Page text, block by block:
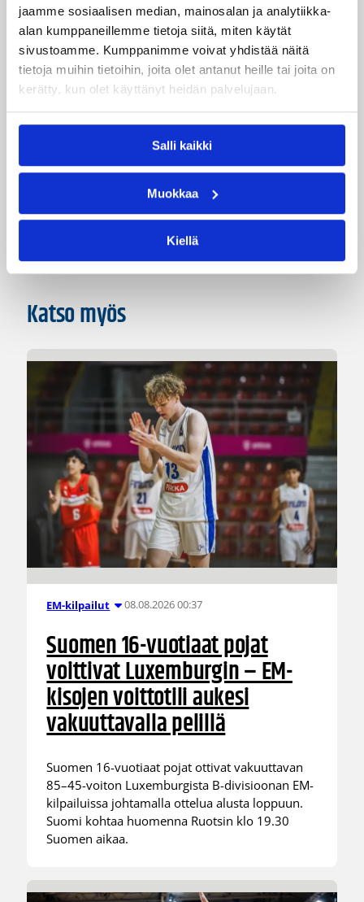
jaamme sosiaalisen median, mainosalan ja analytiikka-
alan kumppaneillemme tietoja siitä, miten käytät
sivustoamme. Kumppanimme voivat yhdistää näitä
tietoja muihin tietoihin, joita olet antanut heille tai joita on
kerätty, kun olet käyttänyt heidän palvelujaan.
Salli kaikki
Muokkaa
Kiellä
Ashley Haynes
Jutta Richter
Kaisa Tuure
Lisa Lee
Seppo Kurki
Shanika Freeman
Tommi Koskinen
Kategoriat
Naisten Korisliiga Pääjuttu Sarjat
Katso myös
EM-kilpailut 08.08.2026 00:37
Suomen 16-vuotiaat pojat
voittivat Luxemburgin – EM-
kisojen voittotili aukesi
vakuuttavalla pelillä
Suomen 16-vuotiaat pojat ottivat vakuuttavan
85–45-voiton Luxemburgista B-divisioonan EM-
kilpailuissa johtamalla ottelua alusta loppuun.
Suomi kohtaa huomenna Ruotsin klo 19.30
Suomen aikaa.